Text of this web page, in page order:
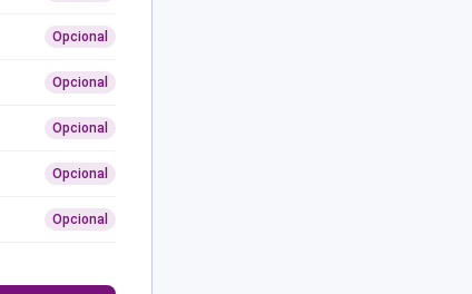
Opcional
Opcional
Opcional
Opcional
Opcional